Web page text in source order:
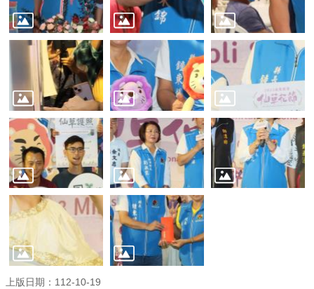
告
資
政
策
網
站
資
料
開
放
告
上版日期：112-10-19